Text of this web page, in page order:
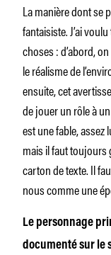
La manière dont se
fantaisiste. J’ai
choses : d’abord,
le réalisme de
ensuite, cet
de jouer un rôle à
est une fable, assez
mais il faut toujours
carton de texte. Il
nous comme une
Le personnage
documenté sur le